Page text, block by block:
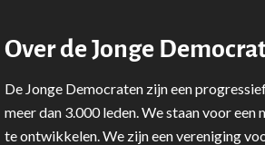
Over de Jonge
De Jonge Democraten zijn een
meer dan 3.000 leden. We staan voor
te ontwikkelen. We zijn een vereniging